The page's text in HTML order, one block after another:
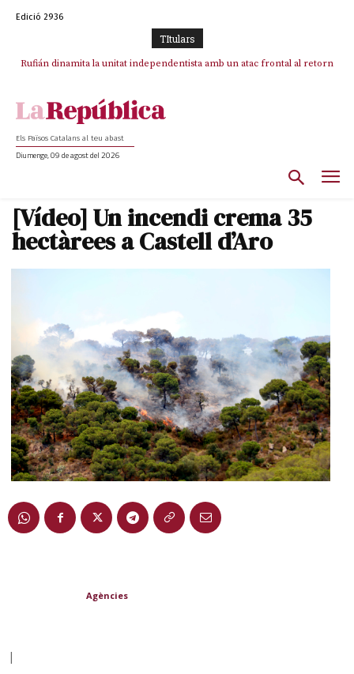
Edició 2936
TItulars
Rufián dinamita la unitat independentista amb un atac frontal al retorn
Puigdemont reivindica la transparència del seu retorn i manté el pols
Els Països Catalans al teu abast
Diumenge, 09 de agost del 2026
[Vídeo] Un incendi crema 35
hectàrees a Castell d’Aro
Agències
|